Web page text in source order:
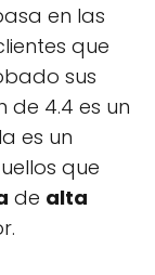
en las
que
sus
de 4.4 es un
es un
que
de alta